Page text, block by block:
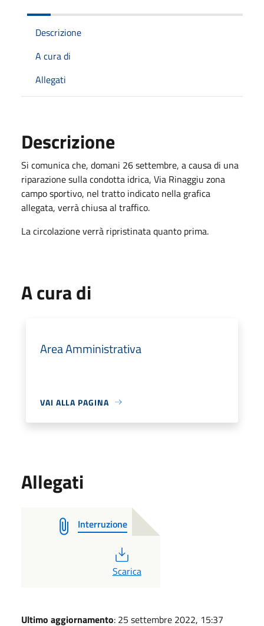
Descrizione
A cura di
Allegati
Descrizione
Si comunica che, domani 26 settembre, a causa di una
riparazione sulla condotta idrica, Via Rinaggiu zona
campo sportivo, nel tratto indicato nella grafica
allegata, verrà chiusa al traffico.
La circolazione verrà ripristinata quanto prima.
A cura di
Area Amministrativa
VAI ALLA PAGINA
Allegati
Interruzione
PDF
Scarica
Ultimo aggiornamento: 25 settembre 2022, 15:37